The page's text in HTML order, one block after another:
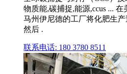
物质能,碳捕捉,能源,ccus ...
马州伊尼德的工厂将化肥生
然后 .
联系电话: 180 3780 8511